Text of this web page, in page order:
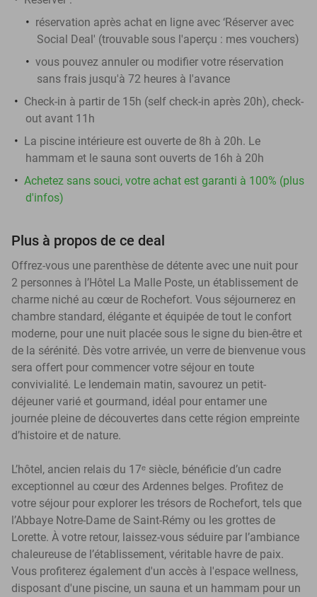
réservation après achat en ligne avec ‘Réserver avec
Social Deal' (trouvable sous l'aperçu : mes vouchers)
vous pouvez annuler ou modifier votre réservation
sans frais jusqu'à 72 heures à l'avance
Check-in à partir de 15h (self check-in après 20h), check-
out avant 11h
La piscine intérieure est ouverte de 8h à 20h. Le
hammam et le sauna sont ouverts de 16h à 20h
Achetez sans souci, votre achat est garanti à 100% (plus
d'infos)
Plus à propos de ce deal
Offrez-vous une parenthèse de détente avec une nuit pour
2 personnes à l’Hôtel La Malle Poste, un établissement de
charme niché au cœur de Rochefort. Vous séjournerez en
chambre standard, élégante et équipée de tout le confort
moderne, pour une nuit placée sous le signe du bien-être et
de la sérénité. Dès votre arrivée, un verre de bienvenue vous
sera offert pour commencer votre séjour en toute
convivialité. Le lendemain matin, savourez un petit-
déjeuner varié et gourmand, idéal pour entamer une
journée pleine de découvertes dans cette région empreinte
d’histoire et de nature.
L’hôtel, ancien relais du 17ᵉ siècle, bénéficie d’un cadre
exceptionnel au cœur des Ardennes belges. Profitez de
votre séjour pour explorer les trésors de Rochefort, tels que
l’Abbaye Notre-Dame de Saint-Rémy ou les grottes de
Lorette. À votre retour, laissez-vous séduire par l’ambiance
chaleureuse de l’établissement, véritable havre de paix.
Vous profiterez également d'un accès à l'espace wellness,
disposant d'une piscine, un sauna et un hammam pour un